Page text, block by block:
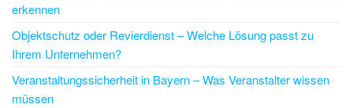
erkennen
Objektschutz oder Revierdienst – Welche Lösung passt zu
Ihrem Unternehmen?
Veranstaltungssicherheit in Bayern – Was Veranstalter wissen
müssen